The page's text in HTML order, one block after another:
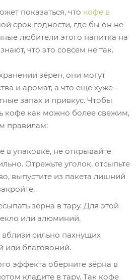
показаться, что кофе в
срок годности, где бы он не
любители этого напитка на
что это совсем не так.
зёрен, они могут
и аромат, а что ещё хуже -
запах и привкус. Чтобы
кофе как можно более свежим,
правилам:
в упаковке, не открывайте
Отрежьте уголок, отсыпьте
выпустите из пакета лишний
зёрна в тару. Для этой
или алюминий.
сильно пахнущих
или благовоний.
эффекта оберните зёрна в
кладите в тару. Так кофе